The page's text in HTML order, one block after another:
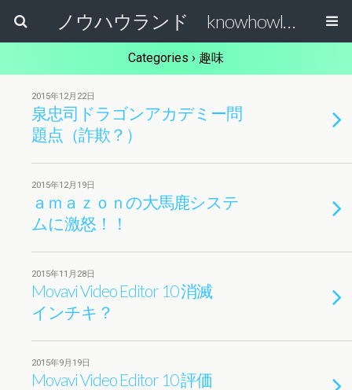
ノウハウランド knowhowland
Categories › 趣味
2015年12月22日
泉忠司ドラゴンアカデミー問
題点（詐欺？）
2015年12月19日
ａｍａｚｏｎの大馬鹿システ
ムに激怒！！
2015年11月28日
Movavi Video Editor 10 消滅
インチキ？
2015年9月19日
Movavi Video Editor 10 評価